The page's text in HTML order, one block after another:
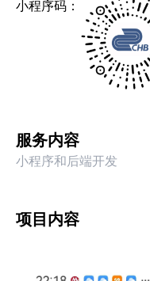
小程序码：
服务内容
小程序和后端开发
项目内容